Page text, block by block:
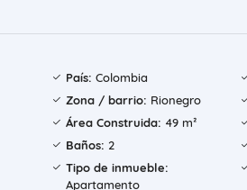
País: Colombia
Zona / barrio: Rionegro
Área Construida: 49 m²
Baños: 2
Tipo de inmueble:
Apartamento